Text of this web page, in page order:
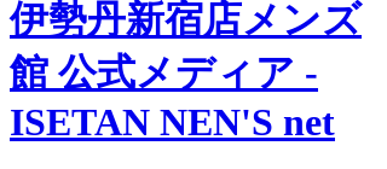
伊勢丹新宿店メンズ
館 公式メディア -
ISETAN NEN'S net